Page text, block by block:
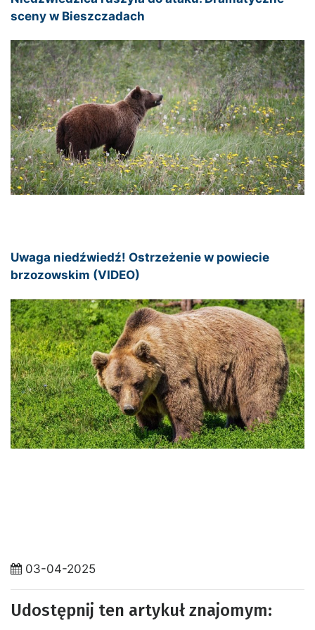
sceny w Bieszczadach
Uwaga niedźwiedź! Ostrzeżenie w powiecie
brzozowskim (VIDEO)
03-04-2025
Udostępnij ten artykuł znajomym: